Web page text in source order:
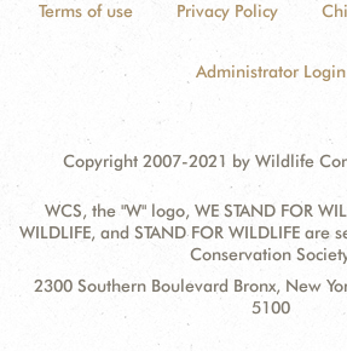
Terms of use Privacy Policy
Administrator Login
Copyright 2007-2021 by Wildlife
WCS, the "W" logo, WE STAND FOR
WILDLIFE, and STAND FOR WILDLIFE
Conservation
Contact
Address:
2300 Southern Boulevard Bronx, New
5100